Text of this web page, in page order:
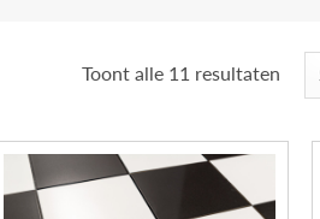
Toont alle 11 resultaten